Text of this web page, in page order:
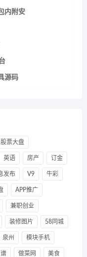
内附安
源码
股票大盘
英语 房产 订金
发布 V9 牛彩
APP推广
兼职创业
装修图片 58同城
泉州 模块手机
做菜网 美食